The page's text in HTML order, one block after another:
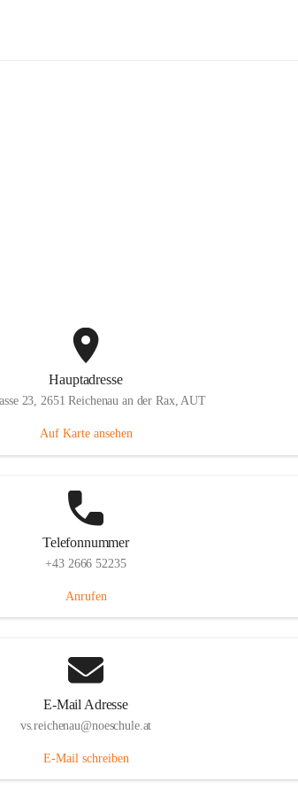
Hauptadresse
23, 2651 Reichenau an der Rax, AUT
Auf Karte ansehen
Telefonnummer
+43 2666 52235
Anrufen
E-Mail Adresse
vs.reichenau@noeschule.at
E-Mail schreiben